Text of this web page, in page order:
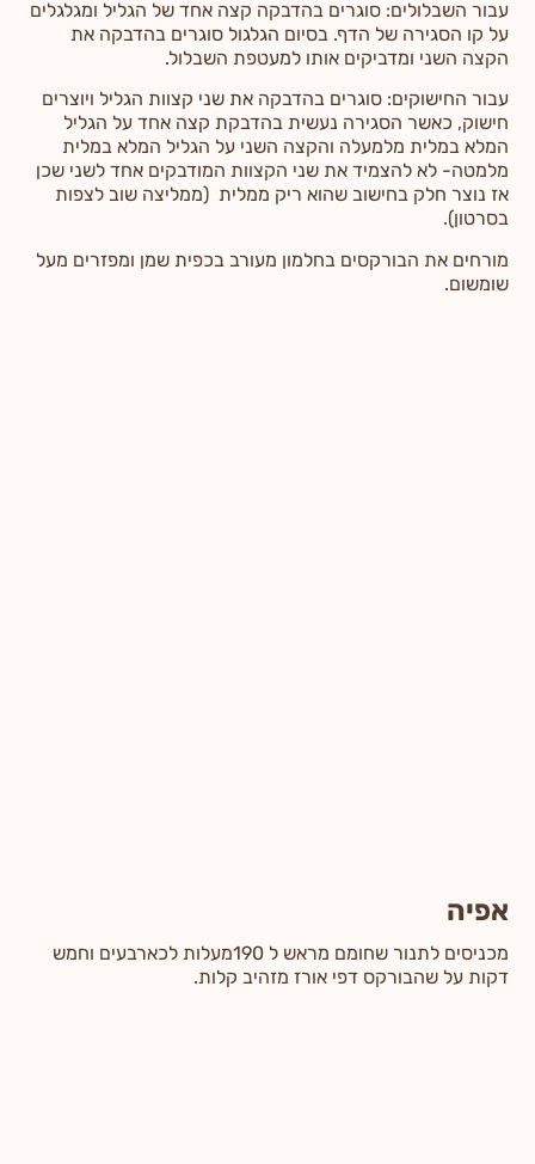
עבור השבלולים: סוגרים בהדבקה קצה אחד של הגליל ומגלגלים
על קו הסגירה של הדף. בסיום הגלגול סוגרים בהדבקה את
הקצה השני ומדביקים אותו למעטפת השבלול.
עבור החישוקים: סוגרים בהדבקה את שני קצוות הגליל ויוצרים
חישוק, כאשר הסגירה נעשית בהדבקת קצה אחד על הגליל
המלא במלית מלמעלה והקצה השני על הגליל המלא במלית
מלמטה- לא להצמיד את שני הקצוות המודבקים אחד לשני שכן
אז נוצר חלק בחישוב שהוא ריק ממלית (ממליצה שוב לצפות
בסרטון).
מורחים את הבורקסים בחלמון מעורב בכפית שמן ומפזרים מעל
שומשום.
אפיה
מכניסים לתנור שחומם מראש ל 190מעלות לכארבעים וחמש
דקות על שהבורקס דפי אורז מזהיב קלות.